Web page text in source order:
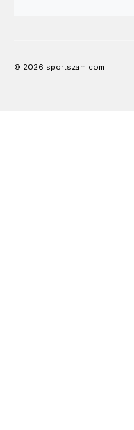
© 2026 sportszam.com